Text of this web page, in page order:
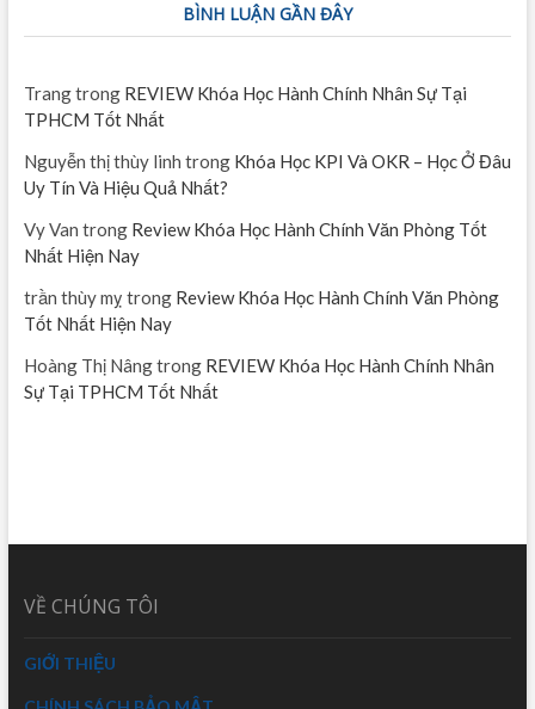
BÌNH LUẬN GẦN ĐÂY
Trangtrong REVIEW Khóa Học Hành Chính Nhân Sự Tại
TPHCM Tốt Nhất
Nguyễn thị thùy linh trong Khóa Học KPI Và OKR – Học Ở Đâu
Uy Tín Và Hiệu Quả Nhất?
Vy Van trong Review Khóa Học Hành Chính Văn Phòng Tốt
Nhất Hiện Nay
trần thùy mỵ trong Review Khóa Học Hành Chính Văn Phòng
Tốt Nhất Hiện Nay
Hoàng Thị Nângtrong REVIEW Khóa Học Hành Chính Nhân
Sự Tại TPHCM Tốt Nhất
VỀ CHÚNG TÔI
GIỚI THIỆU